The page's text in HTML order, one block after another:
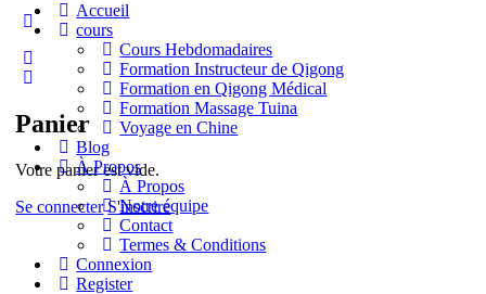
More
options
Panier
Votre panier est vide.
Se connecter S'inscrire
Accueil
cours
Cours Hebdomadaires
Formation Instructeur de Qigong
Formation en Qigong Médical
Formation Massage Tuina
Voyage en Chine
Blog
À Propos
À Propos
Notre équipe
Contact
Termes & Conditions
Connexion
Register